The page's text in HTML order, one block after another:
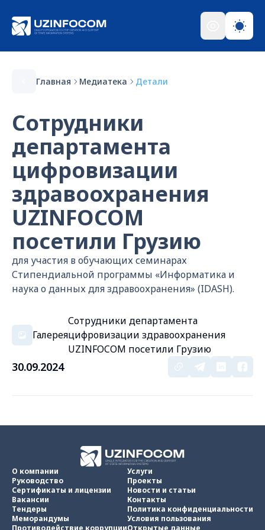
Главная Медиатека Детали
Сотрудники
департамента
цифровизации
здравоохранения
UZINFOCOM
посетили Грузию
для участия в обучающих семинарах
Стипендиальной программы «Информатика и
наука о данных для здравоохранения» (IDASH).
Галерея
Сотрудники департамента
цифровизации здравоохранения
UZINFOCOM посетили Грузию
30.09.2024
О компании
Руководство
Сертификаты и лицензии
Вакансии
Тендеры
Меморандумы
Услуги
Проекты
Новости и статьи
Контакты
Политика конфиденциальности
Условия пользования